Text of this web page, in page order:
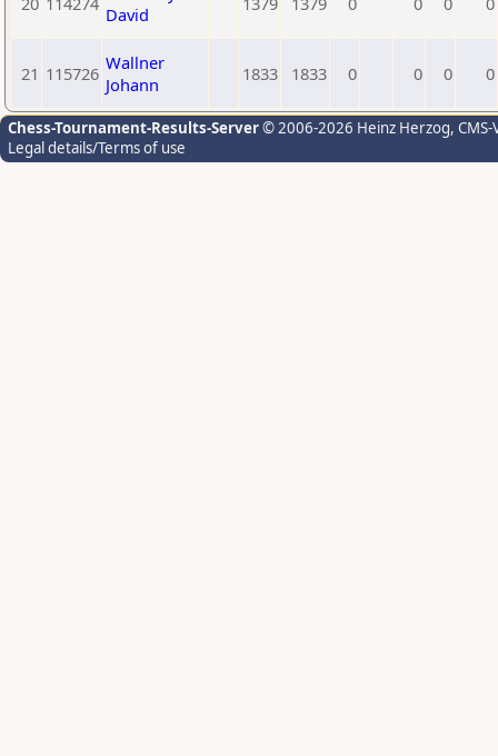
David
21 115726 Wallner
Johann
1833 1833 0 0 0 0
Chess-Tournament-Results-Server© 2006-2026 Heinz Herzog,
Legal details/Terms of use